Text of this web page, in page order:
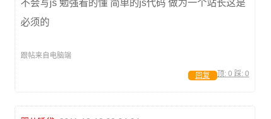
不会写js 勉强看的懂 简单的js代码 做为一个站长这是
必须的
跟帖来自电脑端
顶: 0 踩: 0
回复